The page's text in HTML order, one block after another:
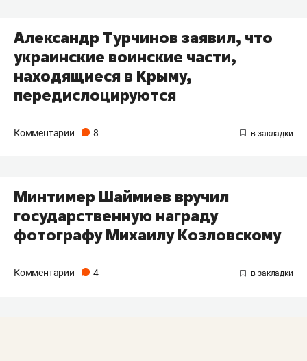
Александр Турчинов заявил, что
украинские воинские части,
находящиеся в Крыму,
передислоцируются
Комментарии 8
Минтимер Шаймиев вручил
государственную награду
фотографу Михаилу Козловскому
Комментарии 4